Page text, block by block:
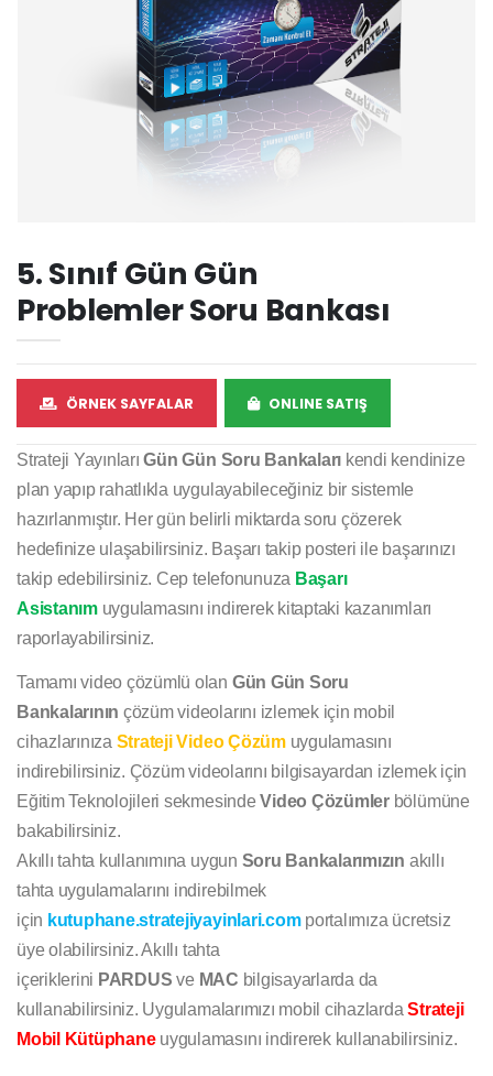
5. Sınıf Gün Gün
Problemler Soru Bankası
ÖRNEK SAYFALAR ONLINE SATIŞ
Strateji YayınlarıGün Gün Soru Bankaları kendi kendinize
plan yapıp rahatlıkla uygulayabileceğiniz bir sistemle
hazırlanmıştır. Her gün belirli miktarda soru çözerek
hedefinize ulaşabilirsiniz. Başarı takip posteri ile başarınızı
takip edebilirsiniz. Cep telefonunuza Başarı
Asistanımuygulamasını indirerek kitaptaki kazanımları
raporlayabilirsiniz.
Tamamı video çözümlü olan Gün Gün Soru
Bankalarının çözüm videolarını izlemek için mobil
cihazlarınıza Strateji Video Çözümuygulamasını
indirebilirsiniz. Çözüm videolarını bilgisayardan izlemek için
Eğitim Teknolojileri sekmesindeVideo Çözümlerbölümüne
bakabilirsiniz.
Akıllı tahta kullanımına uygun Soru Bankalarımızın akıllı
tahta uygulamalarını indirebilmek
için kutuphane.stratejiyayinlari.comportalımıza ücretsiz
üye olabilirsiniz. Akıllı tahta
içeriklerini PARDUS ve MAC bilgisayarlarda da
kullanabilirsiniz. Uygulamalarımızı mobil cihazlardaStrateji
Mobil Kütüphane uygulamasını indirerek kullanabilirsiniz.